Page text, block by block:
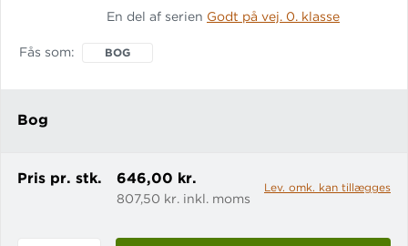
til 1. klasse.Gennem leg, sang, skrivning,
En del af serien Godt på vej. 0. klasse
Fås som BOG
Bog
Pris pr. stk. 646,00 kr.
807,50 kr. inkl. moms
Lev. omk. kan tillægges